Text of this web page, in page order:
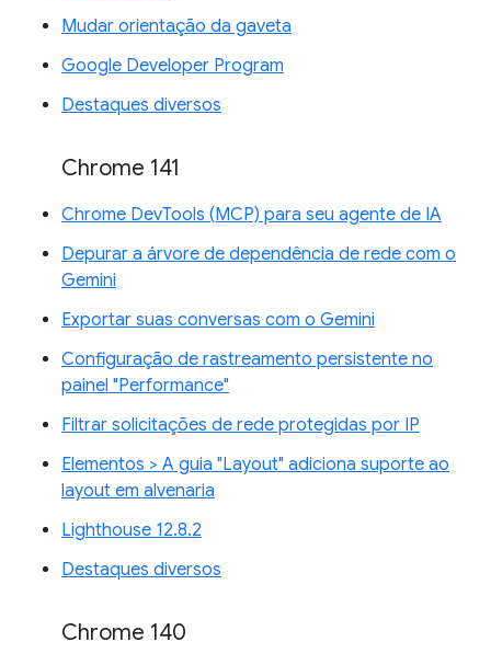
Mudar orientação da gaveta
Google Developer Program
Destaques diversos
Chrome 141
Chrome DevTools (MCP) para seu agente de IA
Depurar a árvore de dependência de rede com o
Gemini
Exportar suas conversas com o Gemini
Configuração de rastreamento persistente no
painel "Performance"
Filtrar solicitações de rede protegidas por IP
Elementos > A guia "Layout" adiciona suporte ao
layout em alvenaria
Lighthouse 12.8.2
Destaques diversos
Chrome 140